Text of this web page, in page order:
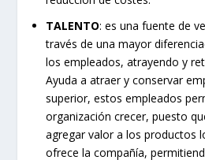
TALENTO: es una fuente de
través de una mayor
los empleados, atrayendo y
Ayuda a atraer y conservar
superior, estos empleados
organización crecer, puesto
agregar valor a los productos
ofrece la compañía,